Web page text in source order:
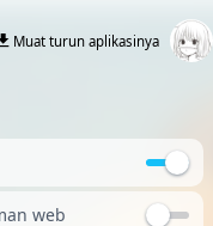
Muat turun aplikasinya
web